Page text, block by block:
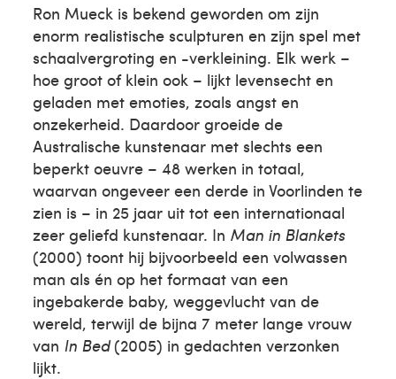
Ron Mueck is bekend geworden om zijn
enorm realistische sculpturen en zijn spel met
schaalvergroting en -verkleining. Elk werk –
hoe groot of klein ook – lijkt levensecht en
geladen met emoties, zoals angst en
onzekerheid. Daardoor groeide de
Australische kunstenaar met slechts een
beperkt oeuvre – 48 werken in totaal,
waarvan ongeveer een derde in Voorlinden te
zien is – in 25 jaar uit tot een internationaal
zeer geliefd kunstenaar. In Man in Blankets
(2000) toont hij bijvoorbeeld een volwassen
man als én op het formaat van een
ingebakerde baby, weggevlucht van de
wereld, terwijl de bijna 7 meter lange vrouw
van In Bed(2005) in gedachten verzonken
lijkt.